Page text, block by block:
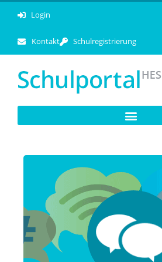
Login
Kontakt Schulregistrierung